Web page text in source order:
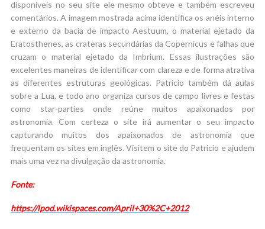
disponíveis no seu site ele mesmo obteve e também escreveu
comentários. A imagem mostrada acima identifica os anéis interno
e externo da bacia de impacto Aestuum, o material ejetado da
Eratosthenes, as crateras secundárias da Copernicus e falhas que
cruzam o material ejetado da Imbrium. Essas ilustrações são
excelentes maneiras de identificar com clareza e de forma atrativa
as diferentes estruturas geológicas. Patricio também dá aulas
sobre a Lua, e todo ano organiza cursos de campo livres e festas
como star-parties onde reúne muitos apaixonados por
astronomia. Com certeza o site irá aumentar o seu impacto
capturando muitos dos apaixonados de astronomia que
frequentam os sites em inglês. Visitem o site do Patricio e ajudem
mais uma vez na divulgação da astronomia.
Fonte:
https://lpod.wikispaces.com/April+30%2C+2012